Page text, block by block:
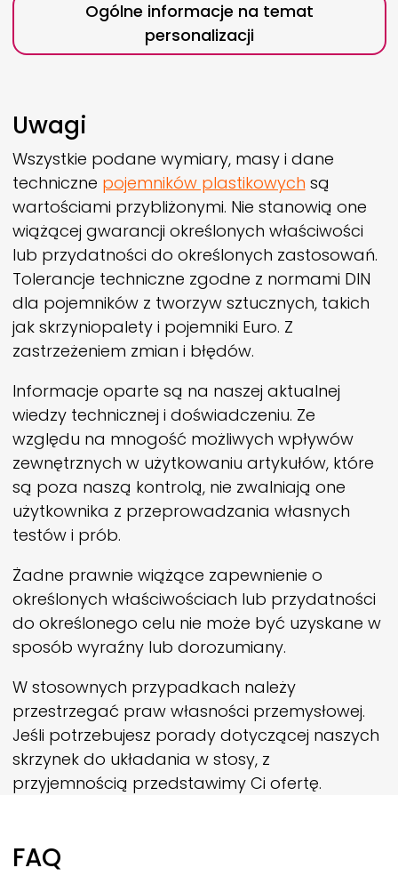
Ogólne informacje na temat
personalizacji
Uwagi
Wszystkie podane wymiary, masy i dane
techniczne pojemników plastikowych są
wartościami przybliżonymi. Nie stanowią one
wiążącej gwarancji określonych właściwości
lub przydatności do określonych zastosowań.
Tolerancje techniczne zgodne z normami DIN
dla pojemników z tworzyw sztucznych, takich
jak skrzyniopalety i pojemniki Euro. Z
zastrzeżeniem zmian i błędów.
Informacje oparte są na naszej aktualnej
wiedzy technicznej i doświadczeniu. Ze
względu na mnogość możliwych wpływów
zewnętrznych w użytkowaniu artykułów, które
są poza naszą kontrolą, nie zwalniają one
użytkownika z przeprowadzania własnych
testów i prób.
Żadne prawnie wiążące zapewnienie o
określonych właściwościach lub przydatności
do określonego celu nie może być uzyskane w
sposób wyraźny lub dorozumiany.
W stosownych przypadkach należy
przestrzegać praw własności przemysłowej.
Jeśli potrzebujesz porady dotyczącej naszych
skrzynek do układania w stosy, z
przyjemnością przedstawimy Ci ofertę.
FAQ